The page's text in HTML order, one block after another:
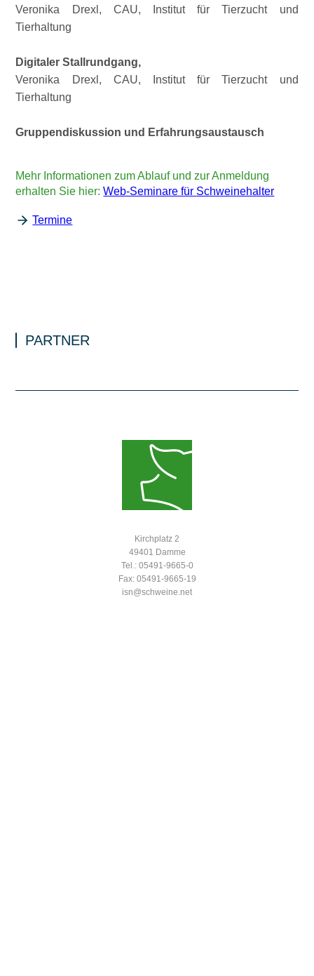
Veronika Drexl, CAU, Institut für Tierzucht und
Tierhaltung
Digitaler Stallrundgang,
Veronika Drexl, CAU, Institut für Tierzucht und
Tierhaltung
Gruppendiskussion und Erfahrungsaustausch
Mehr Informationen zum Ablauf und zur Anmeldung
erhalten Sie hier:Web-Seminare für Schweinehalter
Termine
PARTNER
Kirchplatz 2
49401 Damme
Tel.: 05491-9665-0
Fax: 05491-9665-19
isn@schweine.net